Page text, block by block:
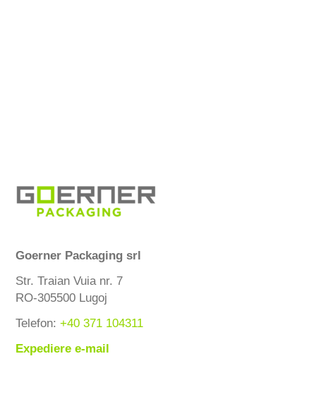
Goerner Packaging srl
Str. Traian Vuia nr. 7
RO-305500 Lugoj
Telefon:+40 371 104311
Expediere e-mail